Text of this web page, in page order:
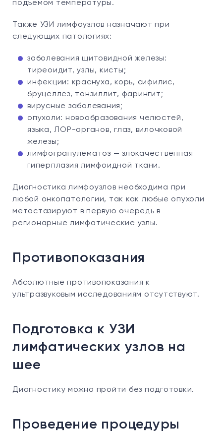
подъемом температуры.
Также УЗИ лимфоузлов назначают при
следующих патологиях:
заболевания щитовидной железы:
тиреоидит, узлы, кисты;
инфекции: краснуха, корь, сифилис,
бруцеллез, тонзиллит, фарингит;
вирусные заболевания;
опухоли: новообразования челюстей,
языка, ЛОР-органов, глаз, вилочковой
железы;
лимфогранулематоз — злокачественная
гиперплазия лимфоидной ткани.
Диагностика лимфоузлов необходима при
любой онкопатологии, так как любые опухоли
метастазируют в первую очередь в
регионарные лимфатические узлы.
Противопоказания
Абсолютные противопоказания к
ультразвуковым исследованиям отсутствуют.
Подготовка к УЗИ
лимфатических узлов на
шее
Диагностику можно пройти без подготовки.
Проведение процедуры